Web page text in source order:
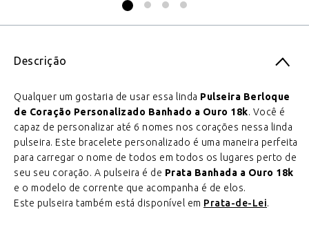
Descrição
Qualquer um gostaria de usar essa linda Pulseira Berloque
de Coração Personalizado Banhado a Ouro 18k. Você é
capaz de personalizar até 6 nomes nos corações nessa linda
pulseira. Este bracelete personalizado é uma maneira perfeita
para carregar o nome de todos em todos os lugares perto de
seu seu coração. A pulseira é de Prata Banhada a Ouro 18k
e o modelo de corrente que acompanha é de elos.
Este pulseira também está disponível em Prata-de-Lei.